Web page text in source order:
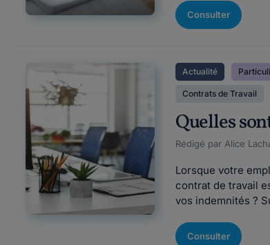
Consulter
Actualité
Contrats de Travail
Quelles
Rédigé par Alice
Lorsque votre
contrat de travail
vos indemnités ?
Consulter